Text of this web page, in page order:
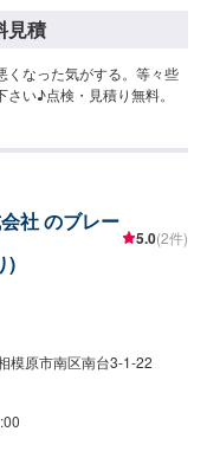
見積
くなった気がする。等々些
い♪点検・見積り無料。
社 のブレー
)
5.0(2件)
模原市南区南台3-1-22